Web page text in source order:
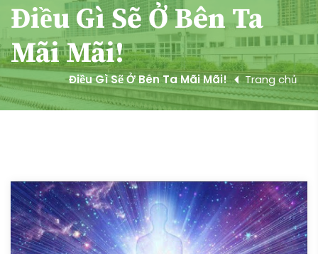
Điều Gì Sẽ Ở Bên Ta
Mãi Mãi!
Trang chủ
Điều Gì Sẽ Ở Bên Ta Mãi Mãi!